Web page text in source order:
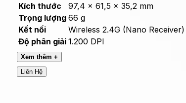
Kích thước
97,4 x 61,5 x 35,2 mm
Trọng lượng 66 g
Kết nối
Wireless 2.4G (Nano Receiver)
Độ phân giải 1.200 DPI
Xem thêm +
Liên Hệ